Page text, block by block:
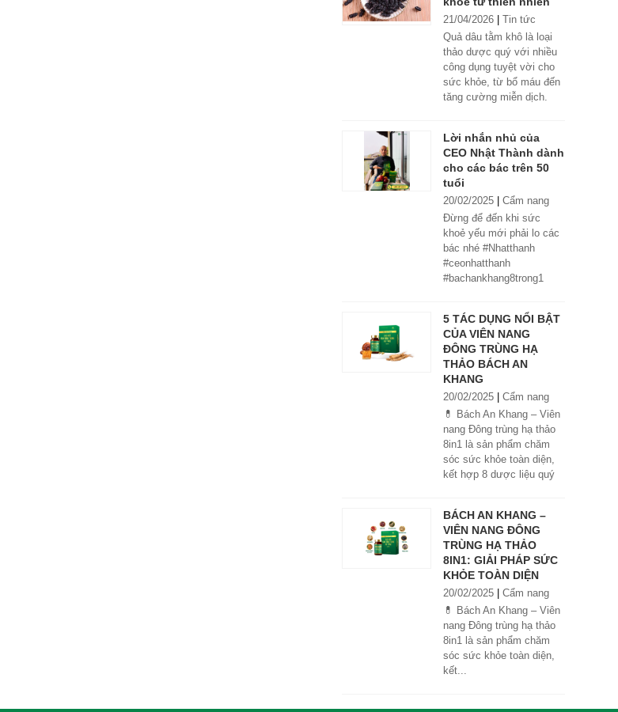
21/04/2026
Tin tức
Quả dâu tằm khô là loại
thảo dược quý với nhiều
công dụng tuyệt vời cho
sức khỏe, từ bổ máu đến
tăng cường miễn dịch.
Lời nhắn nhủ của
CEO Nhật Thành dành
cho các bác trên 50
tuổi
20/02/2025
Cẩm nang
Đừng để đến khi sức
khoẻ yếu mới phải lo các
bác nhé #Nhatthanh
#ceonhatthanh
#bachankhang8trong1
#khoetubentrong
#nhatthanhbak
5 TÁC DỤNG NỔI BẬT
CỦA VIÊN NANG
ĐÔNG TRÙNG HẠ
THẢO BÁCH AN
KHANG
20/02/2025
Cẩm nang
💊 Bách An Khang – Viên
nang Đông trùng hạ thảo
8in1 là sản phẩm chăm
sóc sức khỏe toàn diện,
kết hợp 8 dược liệu quý
ngủ ngon, giảm mệt mỏi.
Sản phẩm được sản xuất
tại nhà máy đạt chuẩn
GMP, sử dụng công nghệ
cao khô đậm đặc gấp 10
lần, giúp hấp thu nhanh và
hiệu quả hơn.
BÁCH AN KHANG –
VIÊN NANG ĐÔNG
TRÙNG HẠ THẢO
8IN1: GIẢI PHÁP SỨC
KHỎE TOÀN DIỆN
20/02/2025
Cẩm nang
💊 Bách An Khang – Viên
nang Đông trùng hạ thảo
8in1 là sản phẩm chăm
sóc sức khỏe toàn diện,
kết...